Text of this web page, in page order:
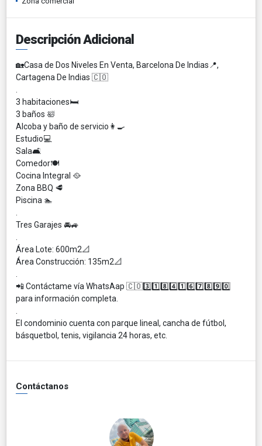
Descripción Adicional
🏡Casa de Dos Niveles En Venta, Barcelona De Indias📍,
Cartagena De Indias 🇨🇴
3 habitaciones🛏
3 baños 🛀
Alcoba y baño de servicio👩‍🍳
Estudio💻
Sala🛋
Comedor🍽
Cocina Integral 🥘
Zona BBQ 🥩
Piscina 🏊
Tres Garajes 🚘🚙
Área Lote: 600m2📐
Área Construcción: 135m2📐
📲 Contáctame vía WhatsAap 🇨🇴3️⃣1️⃣8️⃣4️⃣1️⃣6️⃣7️⃣8️⃣9️⃣0️⃣
para información completa.
El condominio cuenta con parque lineal, cancha de fútbol,
básquetbol, tenis, vigilancia 24 horas, etc.
Contáctanos